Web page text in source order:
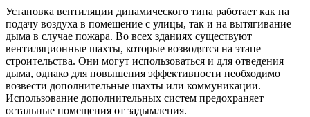
Установка вентиляции динамического типа работает как на
подачу воздуха в помещение с улицы, так и на вытягивание
дыма в случае пожара. Во всех зданиях существуют
вентиляционные шахты, которые возводятся на этапе
строительства. Они могут использоваться и для отведения
дыма, однако для повышения эффективности необходимо
возвести дополнительные шахты или коммуникации.
Использование дополнительных систем предохраняет
остальные помещения от задымления.